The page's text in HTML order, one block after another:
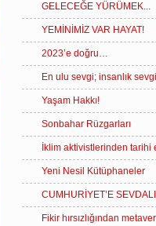
GELECEĞE YÜRÜMEK...
YEMİNİMİZ VAR HAYAT!
2023’e doğru…
En ulu sevgi; insanlık
Yaşam Hakkı!
Sonbahar Rüzgarları
İklim aktivistlerinden tarihi
Yeni Nesil Kütüphaneler
CUMHURİYET’E
Fikir hırsızlığından